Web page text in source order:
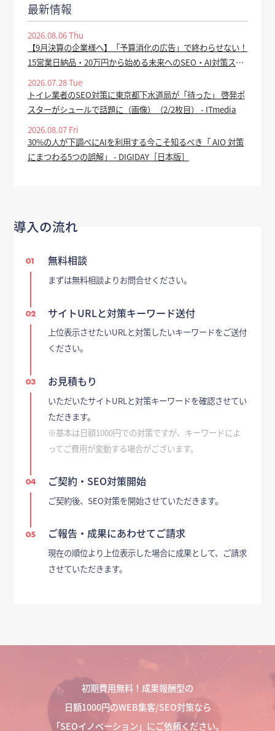
最新情報
2026.08.06 Thu
【9月決算の企業様へ】「予算消化の広告」で終わらせない！
15営業日納品・20万円から始める未来へのSEO・AI対策スタ
2026.07.28 Tue
トイレ業者のSEO対策に東京都下水道局が「待った」 啓発ポ
スターがシュールで話題に（画像）（2/2枚目） - ITmedia
2026.08.07 Fri
30%の人が下調べにAIを利用する今こそ知るべき「 AIO 対策
にまつわる5つの誤解」 - DIGIDAY［日本版］
導入の流れ
01 無料相談
まずは無料相談よりお問合せください。
02 サイトURLと対策キーワード送付
上位表示させたいURLと対策したいキーワードをご送付
ください。
03 お見積もり
いただいたサイトURLと対策キーワードを確認させてい
ただきます。
※基本は日額1000円での対策ですが、キーワードによ
ってご費用が変動する場合がございます。
04 ご契約・SEO対策開始
ご契約後、SEO対策を開始させていただきます。
05 ご報告・成果にあわせてご請求
現在の順位より上位表示した場合に成果として、ご請求
させていただきます。
初期費用無料！成果報酬型の
日額1000円のWEB集客/SEO対策なら
「SEOイノベーション」にご依頼ください。